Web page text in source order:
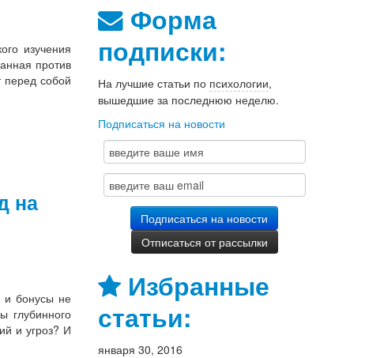
изучения
против
перед собой
на
и бонусы не
глубинного
и угроз? И
Форма
подписки:
На лучшие статьи по психологии,
вышедшие за последнюю неделю.
Подписаться на новости
Избранные
статьи:
января 30, 2016